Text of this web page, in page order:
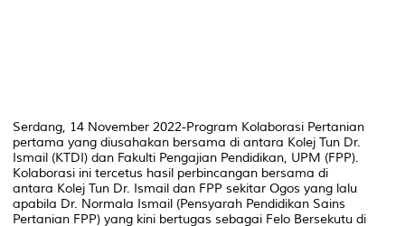
Serdang, 14 November 2022-Program Kolaborasi Pertanian
pertama yang diusahakan bersama di antara Kolej Tun Dr.
Ismail (KTDI) dan Fakulti Pengajian Pendidikan, UPM (FPP).
Kolaborasi ini tercetus hasil perbincangan bersama di
antara Kolej Tun Dr. Ismail dan FPP sekitar Ogos yang lalu
apabila Dr. Normala Ismail (Pensyarah Pendidikan Sains
Pertanian FPP) yang kini bertugas sebagai Felo Bersekutu di